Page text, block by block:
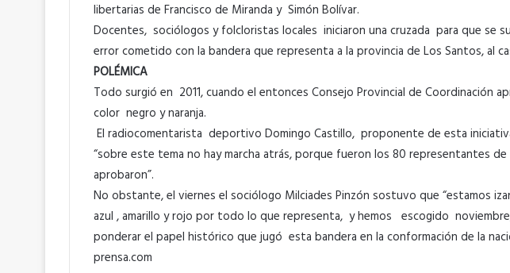
libertarias de Francisco de Miranda y Simón Bolívar.
Docentes, sociólogos y folcloristas locales iniciaron una cruzada para que se
error cometido con la bandera que representa a la provincia de Los Santos, al
POLÉMICA
Todo surgió en 2011, cuando el entonces Consejo Provincial de Coordinación
color negro y naranja.
El radiocomentarista deportivo Domingo Castillo, proponente de esta
“sobre este tema no hay marcha atrás, porque fueron los 80 representantes de
aprobaron”.
No obstante, el viernes el sociólogo Milciades Pinzón sostuvo que “estamos
azul , amarillo y rojo por todo lo que representa, y hemos escogido
ponderar el papel histórico que jugó esta bandera en la conformación de la
prensa.com